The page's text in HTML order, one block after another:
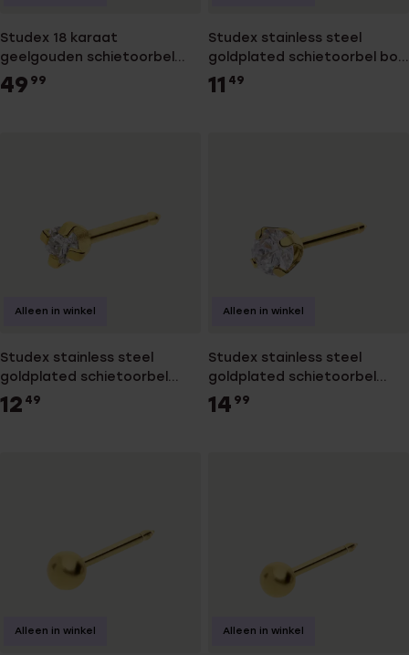
Studex 18 karaat
geelgouden schietoorbel
zirkonia 2mm 801
49 99
Studex stainless steel
goldplated schietoorbel bol
4mm 103
11 49
Studex stainless steel
goldplated schietoorbel
zirkonia 2mm 108
12 49
Alleen in winkel
Studex stainless steel
goldplated schietoorbel
zirkonia 3mm 110
14 99
Alleen in winkel
Alleen in winkel Alleen in winkel